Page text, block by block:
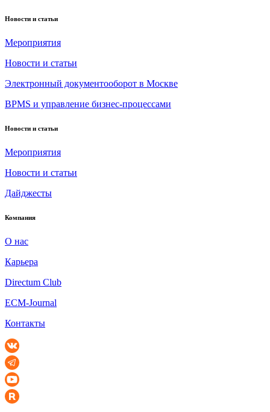
Новости и статьи
Мероприятия
Новости и статьи
Электронный документооборот в Москве
BPMS и управление бизнес-процессами
Новости и статьи
Мероприятия
Новости и статьи
Дайджесты
Компания
О нас
Карьера
Directum Club
ECM-Journal
Контакты